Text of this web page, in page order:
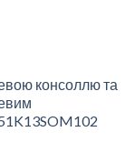
консоллю та